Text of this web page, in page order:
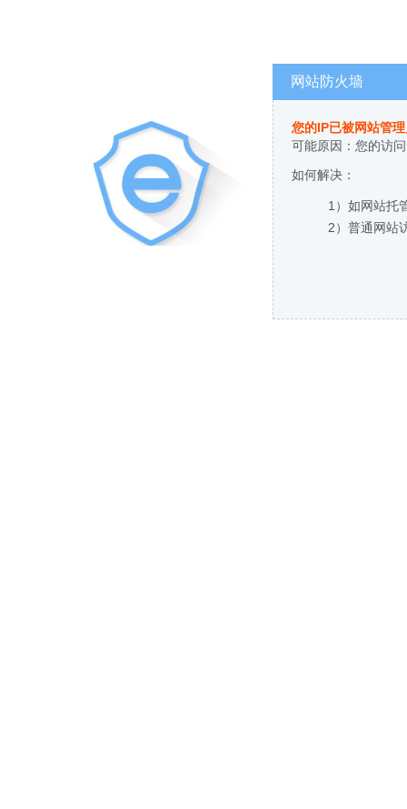
网站防火墙
您的IP已被网站管
可能原因：您的访
如何解决：
1）如网站托
2）普通网站